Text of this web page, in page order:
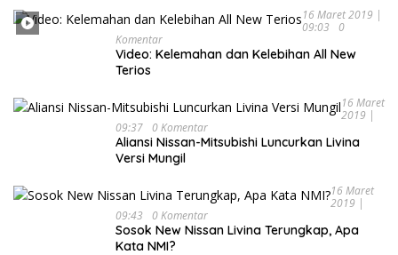
16 Maret 2019 |
09:03
0
Komentar
Video: Kelemahan dan Kelebihan All New
Terios
16 Maret
2019 |
09:37 0 Komentar
Aliansi Nissan-Mitsubishi Luncurkan Livina
Versi Mungil
16 Maret
2019 |
09:43
0 Komentar
Sosok New Nissan Livina Terungkap, Apa
Kata NMI?